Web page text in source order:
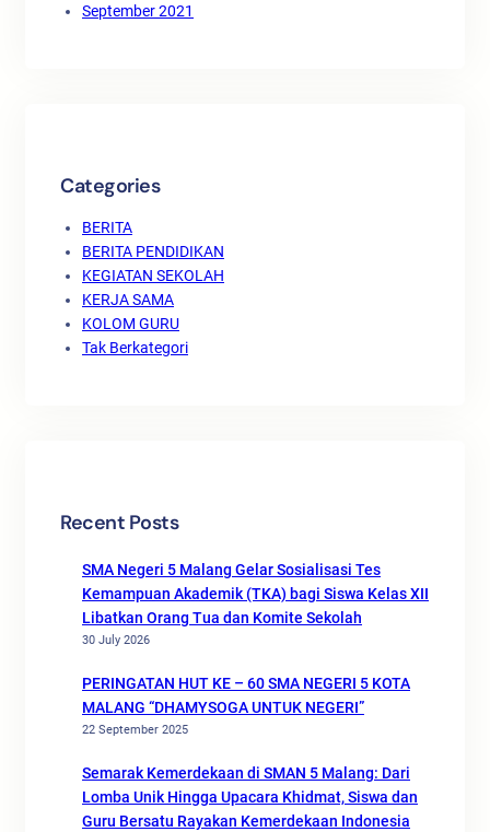
September 2021
Categories
BERITA
BERITA PENDIDIKAN
KEGIATAN SEKOLAH
KERJA SAMA
KOLOM GURU
Tak Berkategori
Recent Posts
SMA Negeri 5 Malang Gelar Sosialisasi Tes
Kemampuan Akademik (TKA) bagi Siswa Kelas XII
Libatkan Orang Tua dan Komite Sekolah
30 July 2026
PERINGATAN HUT KE – 60 SMA NEGERI 5 KOTA
MALANG “DHAMYSOGA UNTUK NEGERI”
22 September 2025
Semarak Kemerdekaan di SMAN 5 Malang: Dari
Lomba Unik Hingga Upacara Khidmat, Siswa dan
Guru Bersatu Rayakan Kemerdekaan Indonesia